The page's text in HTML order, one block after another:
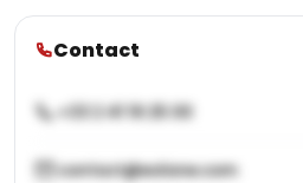
Contact
+33 2 41 19 25 00
contact@eolane.com